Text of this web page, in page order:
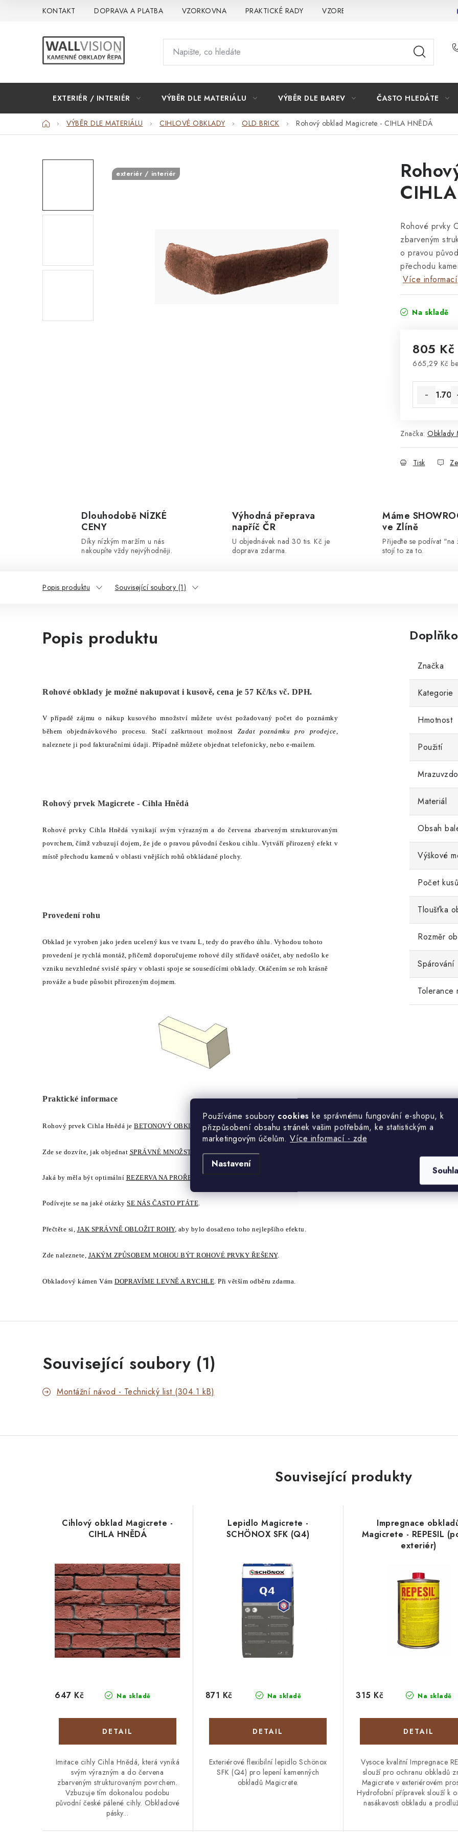
Používáme soubory cookies ke správnému fungování e-shopu, k
přizpůsobení obsahu stránek vašim potřebám, ke statistickým a
marketingovým účelům. Více informací - zde
Nastavení
KONTAKT DOPRAVA A PLATBA VZORKOVNA PRAKTICKÉ RADY VZOREK PROČ
EXTERIÉR / INTERIÉR VÝBĚR DLE MATERIÁLU VÝBĚR DLE BAREV ČASTO HLEDÁTE
DomůVÝBĚR DLE MATERIÁLU CIHLOVÉ OBKLADY OLD BRICK Rohový obklad Magicrete - CIHLA HNĚDÁ
Rohové prvky
zbarveným
o pravou
přechodu
Více informací
Na skladě
805 Kč
665,29 Kč
Značka: Obklady
Tisk
exteriér / interiér
Dlouhodobě NÍZKÉ
CENY
Díky nízkým maržím u nás
nakoupíte vždy nejvýhodněji.
Výhodná přeprava
napříč ČR
U objednávek nad 30 tis. Kč je
doprava zdarma.
Máme
ve Zlíně
Přijeďte se podívat "na
stojí to za to.
Popis produktu Související soubory (1)
Popis produktu
Rohové obklady je možné nakupovat i kusově, cena je 57 Kč/ks vč. DPH.
V případě zájmu o nákup kusového množství můžete uvést požadovaný počet do poznámky
během objednávkového procesu. Stačí zaškrtnout možnost Zadat poznámku pro prodejce,
naleznete ji pod fakturačními údaji. Případně můžete objednat telefonicky, nebo e-mailem.
Rohový prvek Magicrete - Cihla Hnědá
Rohové prvky Cihla Hnědá vynikají svým výrazným a do červena zbarveným strukturovaným
povrchem, čímž vzbuzují dojem, že jde o pravou původní českou cihlu. Vytváří přirozený efekt v
místě přechodu kamenů v oblasti vnějších rohů obkládané plochy.
Provedení rohu
Obklad je vyroben jako jeden ucelený kus ve tvaru L, tedy do pravého úhlu. Vyhodou tohoto
provedení je rychlá montáž, přičemž doporučujeme rohové díly střídavě otáčet, aby nedošlo ke
vzniku nevzhledné svislé spáry v oblasti spoje se sousedícími obklady. Otáčením se roh krásně
prováže a bude působit přirozeným dojmem.
Praktické informace
Rohový prvek Cihla Hnědá je BETONOVÝ OBKLAD , přečtěte si něco o tomto materiálu.
Zde se dozvíte, jak objednat SPRÁVNÉ MNOŽSTVÍ umělého kamene.
Jaká by měla být optimální REZERVA NA PROŘEZY
Podívejte se na jaké otázky SE NÁS ČASTO PTÁTE
Přečtěte si, JAK SPRÁVNĚ OBLOŽIT ROHY, aby bylo dosaženo toho nejlepšího efektu.
Zde naleznete, JAKÝM ZPŮSOBEM MOHOU BÝT ROHOVÉ PRVKY ŘEŠENY.
Obkladový kámen Vám DOPRAVÍME LEVNĚ A RYCHLE . Při větším odběru zdarma.
Značka
Kategorie
Hmotnost
Použití
Materiál
Obsah
Výškové
Počet
Tloušťka
Rozměr
Spárování
Tolerance
Související soubory (1)
Montážní návod - Technický list (304.1 kB)
Související produkty
Cihlový obklad Magicrete -
CIHLA HNĚDÁ
Na skladě
647 Kč
Imitace cihly Cihla Hnědá, která vyniká
svým výrazným a do červena
zbarveným strukturovaným povrchem.
Vzbuzuje tím dokonalou podobu
původní české pálené cihly. Obkladové
pásky...
Lepidlo Magicrete -
SCHÖNOX SFK (Q4)
Na skladě
871 Kč
Exteriérové flexibilní lepidlo Schönox
SFK (Q4) pro lepení kamenných
obkladů Magicrete.
Impregnace
Magicrete - REPESIL
exteriér)
Na skladě
315 Kč
Vysoce kvalitní Impregnace
slouží pro ochranu obkladů
Magicrete v exteriérovém
Hydrofobní přípravek slouží k
nasákavosti obkladu a